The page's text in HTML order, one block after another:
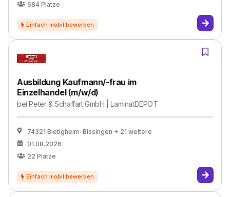
684 Plätze
Ausbildung Kaufmann/-frau im
Einzelhandel (m/w/d)
beiPeter & Schaffart GmbH | LaminatDEPOT
74321 Bietigheim-Bissingen + 21 weitere
01.08.2026
22 Plätze